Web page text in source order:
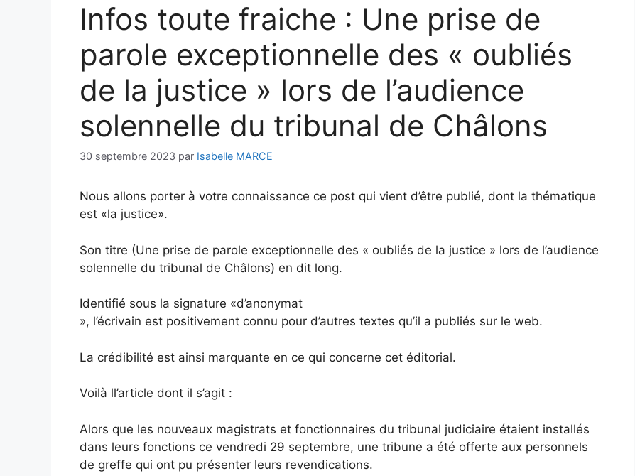
Infos toute fraiche : Une prise de
parole exceptionnelle des « oubliés
de la justice » lors de l’audience
solennelle du tribunal de Châlons
30 septembre 2023 par Isabelle MARCE
Nous allons porter à votre connaissance ce post qui vient d’être publié, dont la thématique
est «la justice».
Son titre (Une prise de parole exceptionnelle des « oubliés de la justice » lors de l’audience
solennelle du tribunal de Châlons) en dit long.
Identifié sous la signature «d’anonymat
», l’écrivain est positivement connu pour d’autres textes qu’il a publiés sur le web.
La crédibilité est ainsi marquante en ce qui concerne cet éditorial.
Voilà ll’article dont il s’agit :
Alors que les nouveaux magistrats et fonctionnaires du tribunal judiciaire étaient installés
dans leurs fonctions ce vendredi 29 septembre, une tribune a été offerte aux personnels
de greffe qui ont pu présenter leurs revendications.